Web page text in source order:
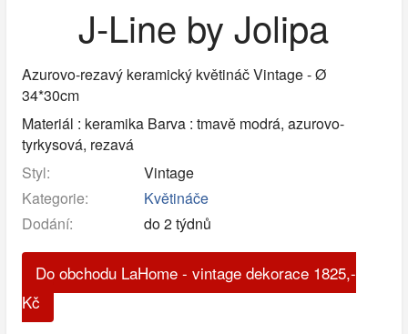
J-Line by Jolipa
Azurovo-rezavý keramický květináč Vintage - Ø
34*30cm
Materiál : keramika Barva : tmavě modrá, azurovo-
tyrkysová, rezavá
Styl:
Vintage
Kategorie:
Květináče
Dodání:
do 2 týdnů
Do obchodu LaHome - vintage dekorace 1825,-
Kč